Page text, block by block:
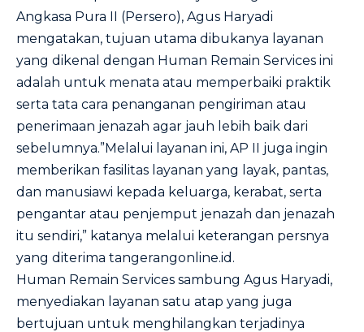
Angkasa Pura II (Persero), Agus Haryadi
mengatakan, tujuan utama dibukanya layanan
yang dikenal dengan Human Remain Services ini
adalah untuk menata atau memperbaiki praktik
serta tata cara penanganan pengiriman atau
penerimaan jenazah agar jauh lebih baik dari
sebelumnya.”Melalui layanan ini, AP II juga ingin
memberikan fasilitas layanan yang layak, pantas,
dan manusiawi kepada keluarga, kerabat, serta
pengantar atau penjemput jenazah dan jenazah
itu sendiri,” katanya melalui keterangan persnya
yang diterima tangerangonline.id.
Human Remain Services sambung Agus Haryadi,
menyediakan layanan satu atap yang juga
bertujuan untuk menghilangkan terjadinya